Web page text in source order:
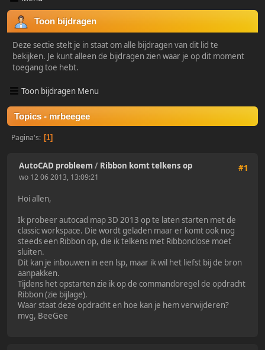
Toon bijdragen
Deze sectie stelt je in staat om alle bijdragen van dit lid te
bekijken. Je kunt alleen de bijdragen zien waar je op dit moment
toegang toe hebt.
Toon bijdragen Menu
Topics - mrbeegee
Pagina's 1
#1
AutoCAD probleem / Ribbon komt telkens op
wo 12 06 2013, 13:09:21
Hoi allen,
Ik probeer autocad map 3D 2013 op te laten starten met de
classic workspace. Die wordt geladen maar er komt ook nog
steeds een Ribbon op, die ik telkens met Ribbonclose moet
sluiten.
Dit kan je inbouwen in een lsp, maar ik wil het liefst bij de bron
aanpakken.
Tijdens het opstarten zie ik op de commandoregel de opdracht
Ribbon (zie bijlage).
Waar staat deze opdracht en hoe kan je hem verwijderen?
mvg, BeeGee